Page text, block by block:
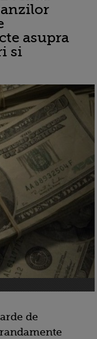
asupra
si
de